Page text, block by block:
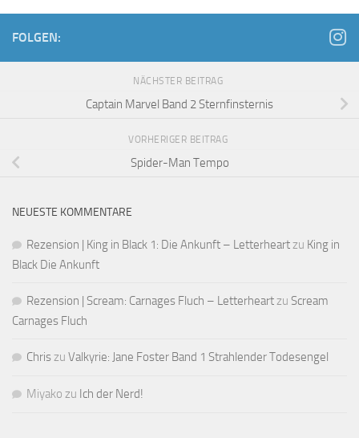
FOLGEN:
NÄCHSTER BEITRAG
Captain Marvel Band 2 Sternfinsternis
VORHERIGER BEITRAG
Spider-Man Tempo
NEUESTE KOMMENTARE
Rezension | King in Black 1: Die Ankunft – Letterheartzu King in
Black Die Ankunft
Rezension | Scream: Carnages Fluch – Letterheartzu Scream
Carnages Fluch
Chriszu Valkyrie: Jane Foster Band 1 Strahlender Todesengel
Miyako zu Ich der Nerd!